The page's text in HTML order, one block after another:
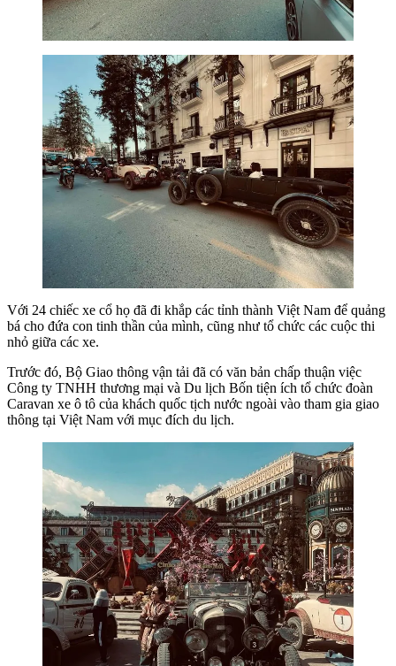
Với 24 chiếc xe cổ họ đã đi khắp các tỉnh thành Việt Nam để quảng
bá cho đứa con tinh thần của mình, cũng như tổ chức các cuộc thi
nhỏ giữa các xe.
Trước đó, Bộ Giao thông vận tải đã có văn bản chấp thuận việc
Công ty TNHH thương mại và Du lịch Bốn tiện ích tổ chức đoàn
Caravan xe ô tô của khách quốc tịch nước ngoài vào tham gia giao
thông tại Việt Nam với mục đích du lịch.